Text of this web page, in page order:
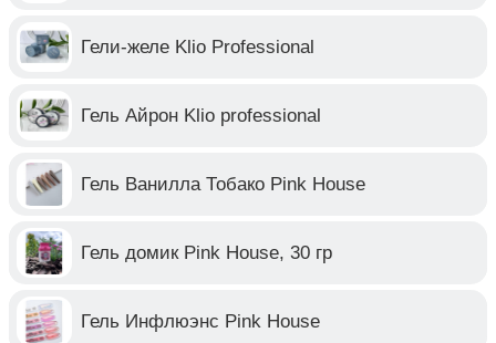
Гели-желе Klio Professional
Гель Айрон Klio professional
Гель Ванилла Тобако Pink House
Гель домик Pink House, 30 гр
Гель Инфлюэнс Pink House